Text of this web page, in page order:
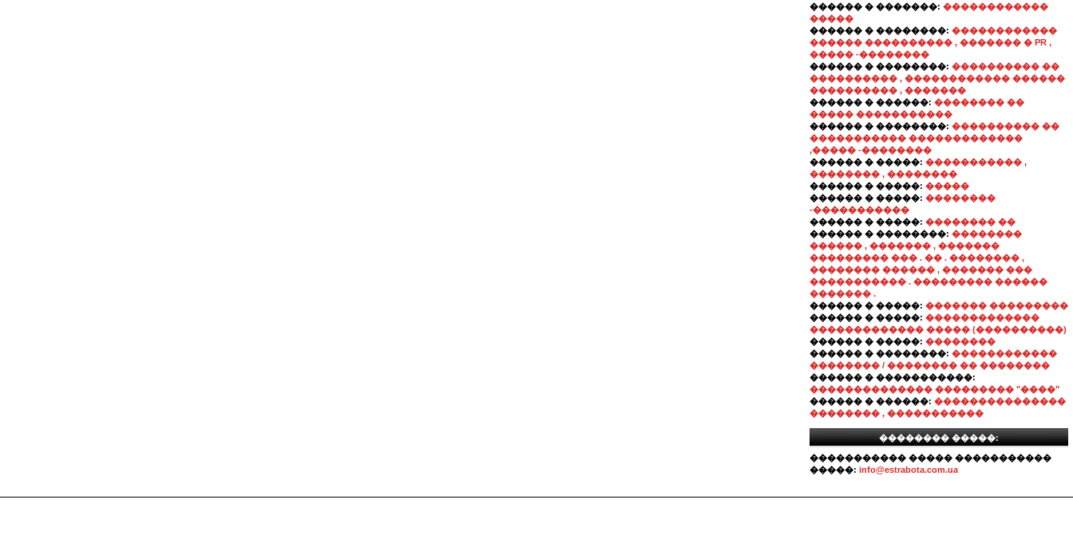
������ � �������: ������������
�����
������ � ��������: ������������
������ ���������� , ������� � PR ,
����� -��������
������ � ��������: ���������� ��
���������� , ������������ ������
���������� , �������
������ � ������: �������� ��
����� �����������
������ � ��������: ���������� ��
����������� �������������
,����� -��������
������ � �����: ����������� ,
�������� , ��������
������ � �����: �����
������ � �����: ��������
-�����������
������ � �����: �������� ��
������ � ��������: ��������
������ , ������� , �������
��������� ��� . �� . �������� ,
�������� ������ , ������� ���
����������� . ��������� ������
������� .
������ � �����: ������� ���������
������ � �����: �������������
������������� ����� (����������)
������ � �����: ��������
������ � ��������: ������������
�������� / �������� �� ��������
������ � �����������:
�������������� ��������� "����"
������ � ������: ���������������
�������� , �����������
�������� �����:
����������� ����� �����������
�����: info@estrabota.com.ua